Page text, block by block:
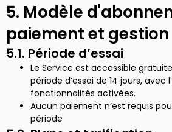
5. Modèle
paiement et gestion
5.1. Période d’essai
Le Service est accessible
période d’essai de 14 jours, avec
fonctionnalités activées.
Aucun paiement n’est requis
période